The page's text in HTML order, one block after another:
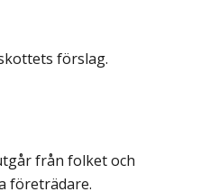
förslag.
från folket och
företrädare.